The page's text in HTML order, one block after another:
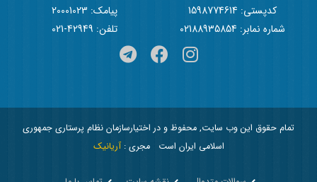
کدپستی: 1598774614
پیامک: 20001023
شماره نمابر: 02188935854
تلفن: 42949-021
تمام حقوق این وب سایت, محفوظ و در اختیارسازمان نظام پرستاری جمهوری
اسلامی ایران است
مجری :آریانیک